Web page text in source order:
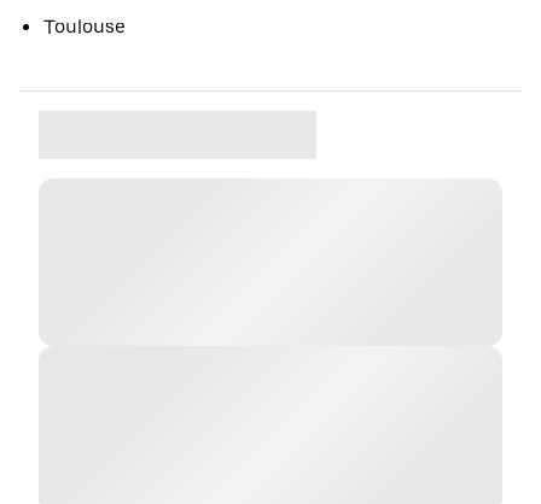
Toulouse